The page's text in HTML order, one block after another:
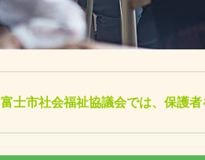
富士市社会福祉協議会では、保護